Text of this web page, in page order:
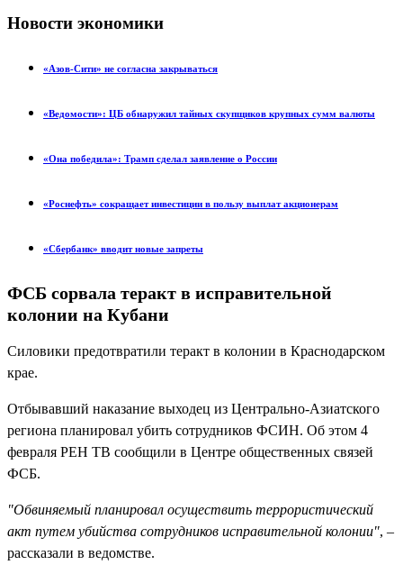
Новости экономики
«Азов-Сити» не согласна закрываться
«Ведомости»: ЦБ обнаружил тайных скупщиков крупных сумм валюты
«Она победила»: Трамп сделал заявление о России
«Роснефть» сокращает инвестиции в пользу выплат акционерам
«Сбербанк» вводит новые запреты
ФСБ сорвала теракт в исправительной
колонии на Кубани
Силовики предотвратили теракт в колонии в Краснодарском
крае.
Отбывавший наказание выходец из Центрально-Азиатского
региона планировал убить сотрудников ФСИН. Об этом 4
февраля РЕН ТВ сообщили в Центре общественных связей
ФСБ.
"Обвиняемый планировал осуществить террористический
акт путем убийства сотрудников исправительной колонии", –
рассказали в ведомстве.